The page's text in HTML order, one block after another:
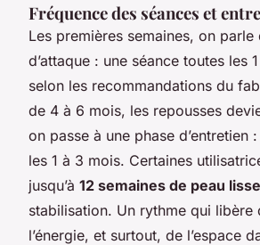
Fréquence des séances et
Les premières semaines, on parle
d’attaque : une séance toutes les
selon les recommandations du
de 4 à 6 mois, les repousses
on passe à une phase d’entretien
les 1 à 3 mois. Certaines
jusqu’à 12 semaines de peau lisse
stabilisation. Un rythme qui libère
l’énergie, et surtout, de l’espace